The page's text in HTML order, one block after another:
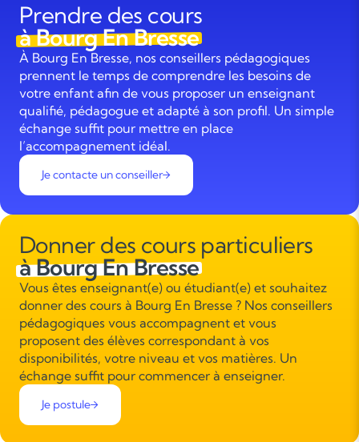
Prendre des cours
à Bourg En Bresse
À Bourg En Bresse, nos conseillers pédagogiques
prennent le temps de comprendre les besoins de
votre enfant afin de vous proposer un enseignant
qualifié, pédagogue et adapté à son profil. Un simple
échange suffit pour mettre en place
l’accompagnement idéal.
Je contacte un conseiller
Donner des cours particuliers
à Bourg En Bresse
Vous êtes enseignant(e) ou étudiant(e) et souhaitez
donner des cours à Bourg En Bresse ? Nos conseillers
pédagogiques vous accompagnent et vous
proposent des élèves correspondant à vos
disponibilités, votre niveau et vos matières. Un
échange suffit pour commencer à enseigner.
Je postule